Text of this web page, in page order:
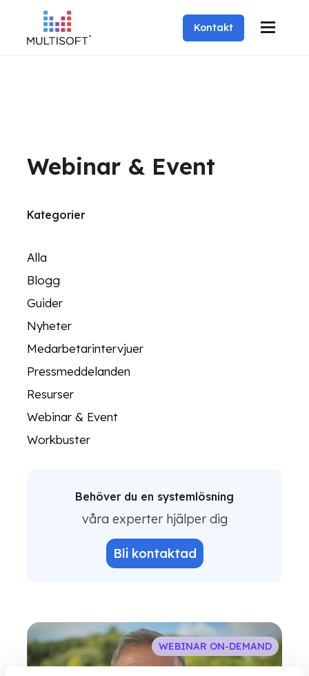
Kontakt
Webinar & Event
Kategorier
Alla
Blogg
Guider
Nyheter
Medarbetarintervjuer
Pressmeddelanden
Resurser
Webinar & Event
Workbuster
Behöver du en systemlösning
våra experter hjälper dig
Bli kontaktad
WEBINAR ON-DEMAND